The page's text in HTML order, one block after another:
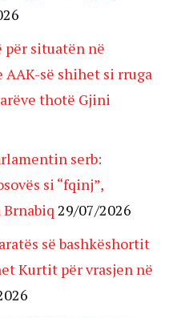
për situatën në
AAK-së shihet si rruga
thotë Gjini
serb:
si “fqinj”,
29/07/2026
së bashkëshortit
Kurtit për vrasjen në